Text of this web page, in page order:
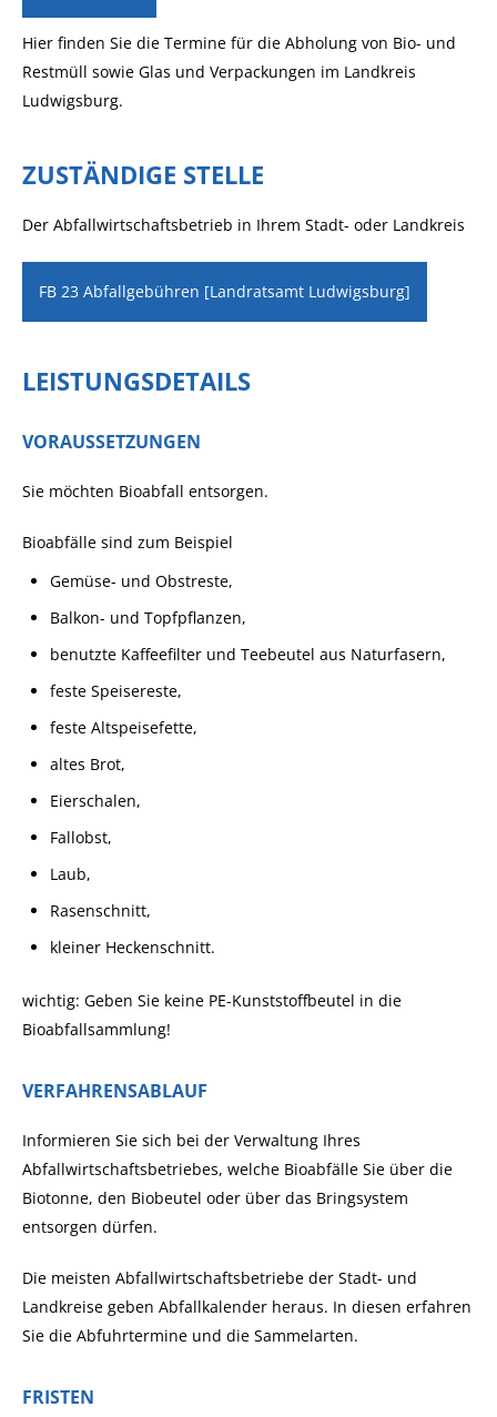
Hier finden Sie die Termine für die Abholung von Bio- und
Restmüll sowie Glas und Verpackungen im Landkreis
Ludwigsburg.
ZUSTÄNDIGE STELLE
Der Abfallwirtschaftsbetrieb in Ihrem Stadt- oder Landkreis
FB 23 Abfallgebühren [Landratsamt Ludwigsburg]
LEISTUNGSDETAILS
VORAUSSETZUNGEN
Sie möchten Bioabfall entsorgen.
Bioabfälle sind zum Beispiel
Gemüse- und Obstreste,
Balkon- und Topfpflanzen,
benutzte Kaffeefilter und Teebeutel aus Naturfasern,
feste Speisereste,
feste Altspeisefette,
altes Brot,
Eierschalen,
Fallobst,
Laub,
Rasenschnitt,
kleiner Heckenschnitt.
wichtig: Geben Sie keine PE-Kunststoffbeutel in die
Bioabfallsammlung!
VERFAHRENSABLAUF
Informieren Sie sich bei der Verwaltung Ihres
Abfallwirtschaftsbetriebes, welche Bioabfälle Sie über die
Biotonne, den Biobeutel oder über das Bringsystem
entsorgen dürfen.
Die meisten Abfallwirtschaftsbetriebe der Stadt- und
Landkreise geben Abfallkalender heraus. In diesen erfahren
Sie die Abfuhrtermine und die Sammelarten.
FRISTEN